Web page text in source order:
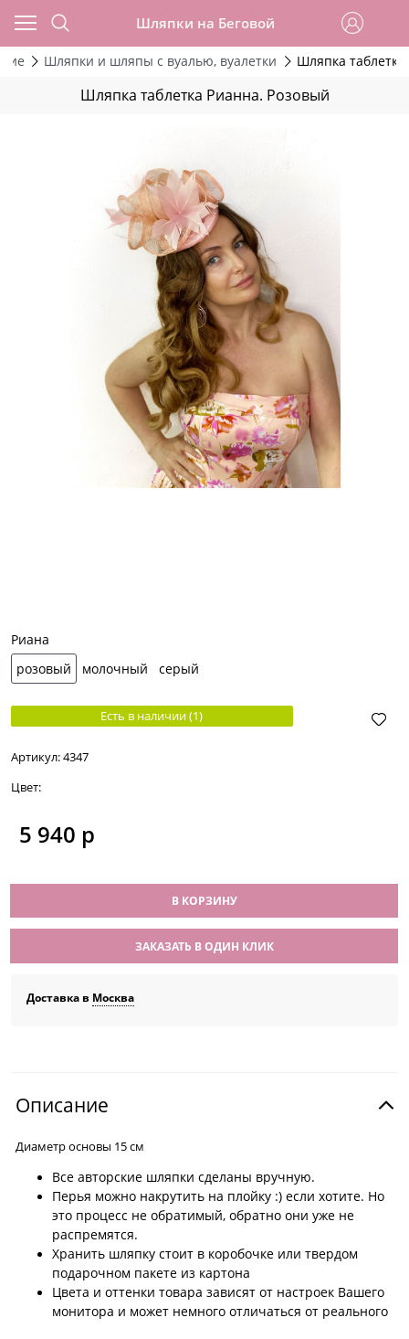
Шляпки на Беговой
Шляпки и шляпы с вуалью, вуалетки Шляпка
Шляпка таблетка Рианна. Розовый
Риана
розовый
молочный серый
Есть в наличии (1)
Артикул:4347
Цвет:
5 940 р
В КОРЗИНУ
ЗАКАЗАТЬ В ОДИН КЛИК
Доставка в Москва
Описание
Диаметр основы 15 см
Все авторские шляпки сделаны вручную.
Перья можно накрутить на плойку :) если хотите. Но
это процесс не обратимый, обратно они уже не
распремятся.
Хранить шляпку стоит в коробочке или твердом
подарочном пакете из картона
Цвета и оттенки товара зависят от настроек Вашего
монитора и может немного отличаться от реального